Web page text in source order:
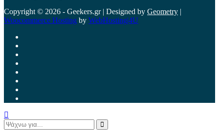
Copyright © 2026 - Geekers.gr | Designed by Geometry |
Woocommerce Hosting by WebHosting|4U